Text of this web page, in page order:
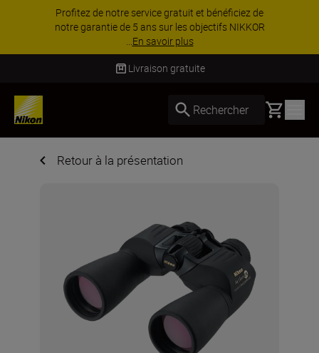
et bénéficiez de
objectifs NIKKOR
PROMOTION
davantage et économisez 15
Livraison gratuite
Rechercher Basket
Retour à la présentation